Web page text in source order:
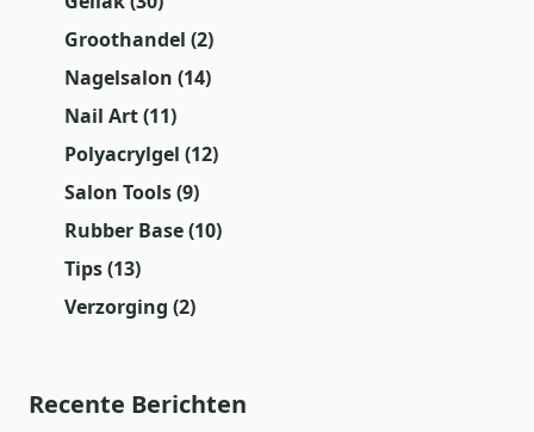
Groothandel (2)
Nagelsalon (14)
Nail Art(11)
Polyacrylgel (12)
Salon Tools(9)
Rubber Base(10)
Tips(13)
Verzorging (2)
Recente Berichten